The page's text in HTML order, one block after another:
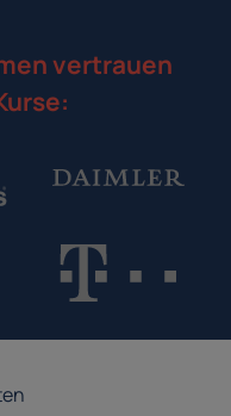
vertrauen